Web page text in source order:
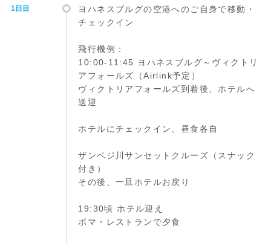
1日目
ヨハネスブルグの空港へのご自身で移動・
チェックイン
飛行機例：
10:00-11:45 ヨハネスブルグ～ヴィクトリ
アフォールズ（Airlink予定）
ヴィクトリアフォールズ到着後、ホテルへ
送迎
ホテルにチェックイン、昼食各自
ザンベジ川サンセットクルーズ（スナック
付き）
その後、一旦ホテルお戻り
19:30頃 ホテル迎え
ボマ・レストランで夕食